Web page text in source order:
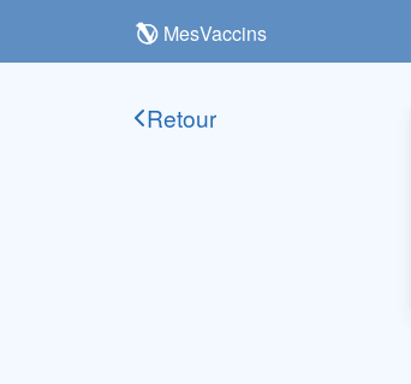
MesVaccins
Retour